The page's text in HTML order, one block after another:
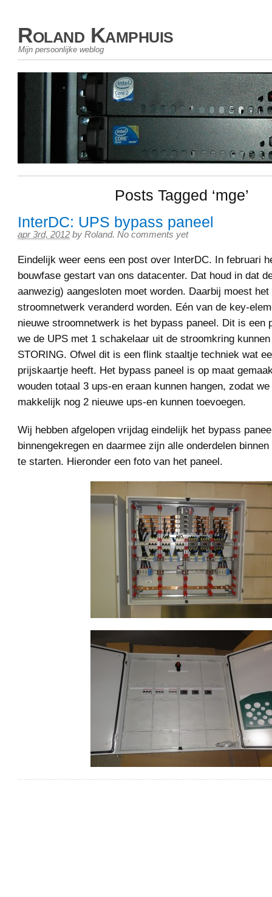
Roland Kamphuis
Mijn persoonlijke weblog
Posts Tagged ‘mge’
InterDC: UPS bypass paneel
apr 3rd, 2012 by Roland. No comments yet
Eindelijk weer eens een post over InterDC. In februari
bouwfase gestart van ons datacenter. Dat houd in dat
aanwezig) aangesloten moet worden. Daarbij moest het
stroomnetwerk veranderd worden. Eén van de key-
nieuwe stroomnetwerk is het bypass paneel. Dit is een
we de UPS met 1 schakelaar uit de stroomkring
STORING. Ofwel dit is een flink staaltje techniek wat
prijskaartje heeft. Het bypass paneel is op maat
wouden totaal 3 ups-en eraan kunnen hangen, zodat
makkelijk nog 2 nieuwe ups-en kunnen toevoegen.
Wij hebben afgelopen vrijdag eindelijk het bypass
binnengekregen en daarmee zijn alle onderdelen
te starten. Hieronder een foto van het paneel.